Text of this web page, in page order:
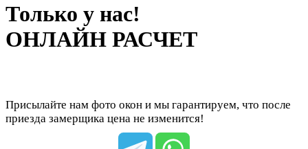
Только у нас!
ОНЛАЙН РАСЧЕТ
Присылайте нам фото окон и мы гарантируем, что после
приезда замерщика цена не изменится!